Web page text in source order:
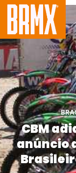
CBM
anúncio